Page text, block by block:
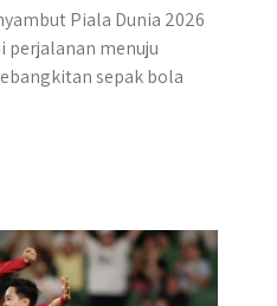
Piala Dunia 2026
perjalanan menuju
sepak bola